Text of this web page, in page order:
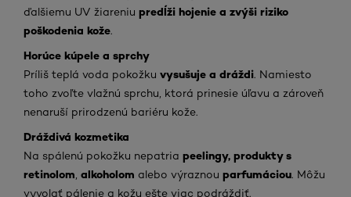
ďalšiemu UV žiareniu predĺži hojenie a zvýši riziko
poškodenia kože.
Horúce kúpele a sprchy
Príliš teplá voda pokožku vysušuje a dráždi. Namiesto
toho zvoľte vlažnú sprchu, ktorá prinesie úľavu a zároveň
nenaruší prirodzenú bariéru kože.
Dráždivá kozmetika
Na spálenú pokožku nepatria peelingy, produkty s
retinolom alkoholom alebo výraznou parfumáciou. Môžu
vyvolať pálenie a kožu ešte viac podráždiť.